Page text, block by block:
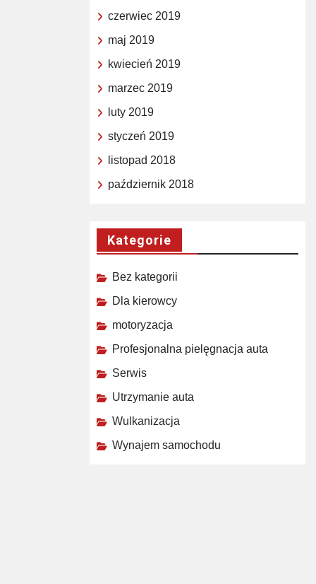
czerwiec 2019
maj 2019
kwiecień 2019
marzec 2019
luty 2019
styczeń 2019
listopad 2018
październik 2018
Kategorie
Bez kategorii
Dla kierowcy
motoryzacja
Profesjonalna pielęgnacja auta
Serwis
Utrzymanie auta
Wulkanizacja
Wynajem samochodu